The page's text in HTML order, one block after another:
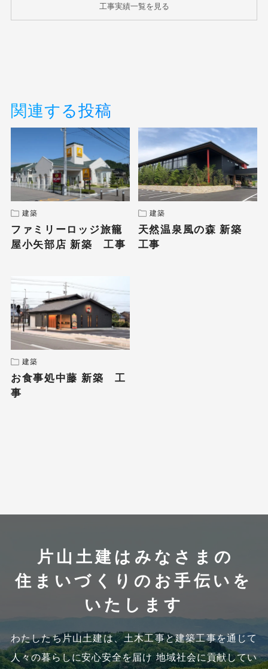
工事実績一覧を見る
関連する投稿
建築
ファミリーロッジ旅籠
屋小矢部店 新築 工事
建築
天然温泉風の森 新築
工事
建築
お食事処中藤 新築 工
事
片山土建はみなさまの
住まいづくりのお手伝いを
いたします
わたしたち片山土建は、土木工事と建築工事を通じて
人々の暮らしに安心安全を届け 地域社会に貢献してい